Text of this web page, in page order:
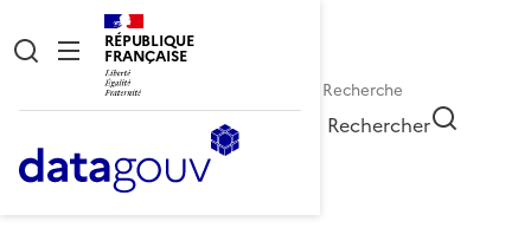
RÉPUBLIQUE
FRANÇAISE
Rechercher